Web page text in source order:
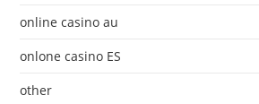
online casino au
onlone casino ES
other